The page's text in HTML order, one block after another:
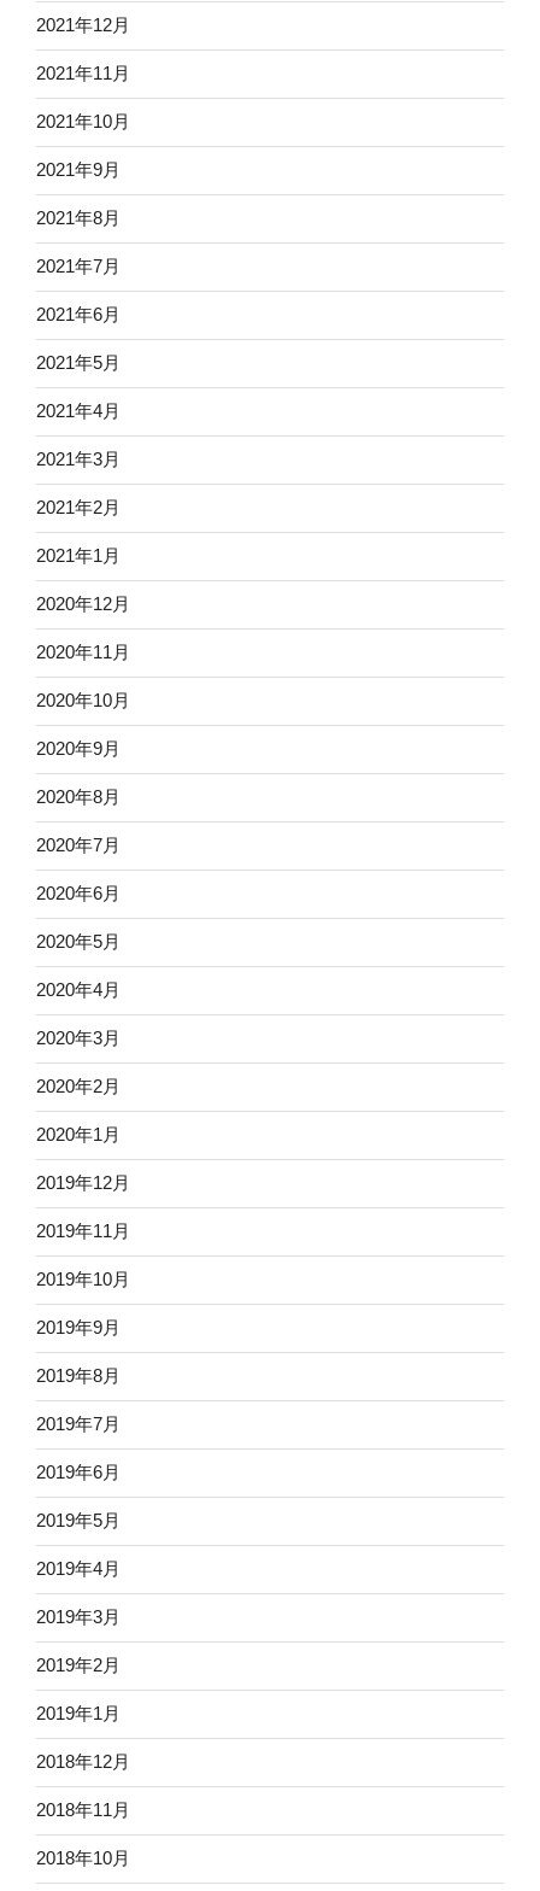
2021年12月
2021年11月
2021年10月
2021年9月
2021年8月
2021年7月
2021年6月
2021年5月
2021年4月
2021年3月
2021年2月
2021年1月
2020年12月
2020年11月
2020年10月
2020年9月
2020年8月
2020年7月
2020年6月
2020年5月
2020年4月
2020年3月
2020年2月
2020年1月
2019年12月
2019年11月
2019年10月
2019年9月
2019年8月
2019年7月
2019年6月
2019年5月
2019年4月
2019年3月
2019年2月
2019年1月
2018年12月
2018年11月
2018年10月